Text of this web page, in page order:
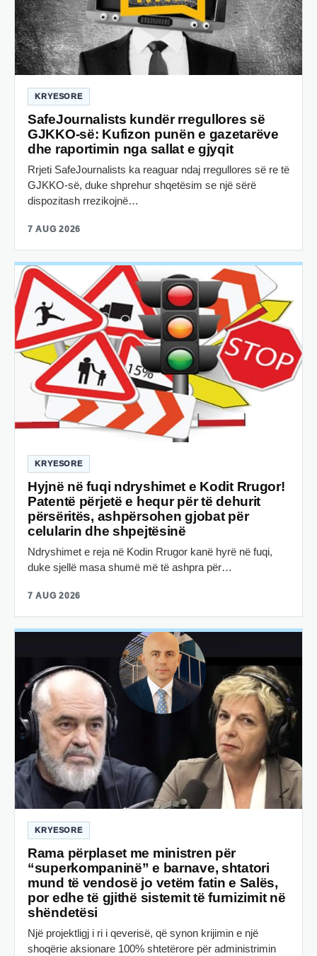
KRYESORE
SafeJournalists kundër rregullores së
GJKKO-së: Kufizon punën e gazetarëve
dhe raportimin nga sallat e gjyqit
Rrjeti SafeJournalists ka reaguar ndaj rregullores së re të
GJKKO-së, duke shprehur shqetësim se një sërë
dispozitash rrezikojnë…
7 AUG 2026
KRYESORE
Hyjnë në fuqi ndryshimet e Kodit Rrugor!
Patentë përjetë e hequr për të dehurit
përsëritës, ashpërsohen gjobat për
celularin dhe shpejtësinë
Ndryshimet e reja në Kodin Rrugor kanë hyrë në fuqi,
duke sjellë masa shumë më të ashpra për…
7 AUG 2026
KRYESORE
Rama përplaset me ministren për
“superkompaninë” e barnave, shtatori
mund të vendosë jo vetëm fatin e Salës,
por edhe të gjithë sistemit të furnizimit në
shëndetësi
Një projektligj i ri i qeverisë, që synon krijimin e një
shoqërie aksionare 100% shtetërore për administrimin